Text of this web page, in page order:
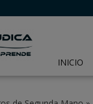
INICIO